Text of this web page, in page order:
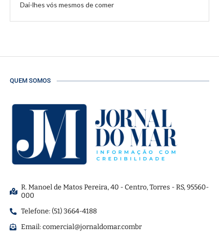
Dai-lhes vós mesmos de comer
QUEM SOMOS
R. Manoel de Matos Pereira, 40 - Centro, Torres - RS, 95560-
000
Telefone: (51) 3664-4188
Email:comercial@jornaldomar.combr